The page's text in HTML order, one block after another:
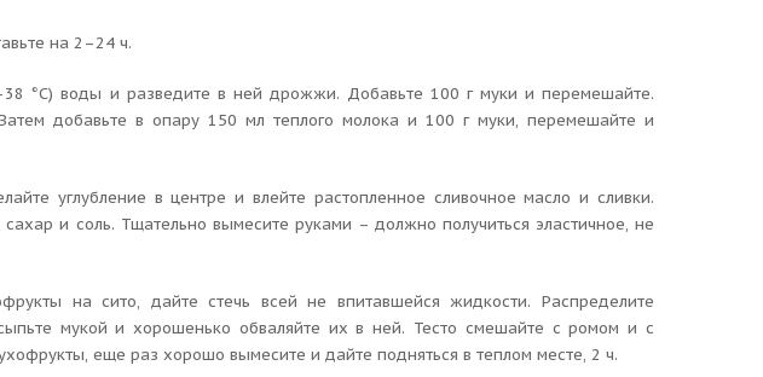
на 2–24 ч.
°С) воды и разведите в ней дрожжи. Добавьте 100 г муки и перемешайте.
добавьте в опару 150 мл теплого молока и 100 г муки, перемешайте и
углубление в центре и влейте растопленное сливочное масло и сливки.
и соль. Тщательно вымесите руками – должно получиться эластичное, не
на сито, дайте стечь всей не впитавшейся жидкости. Распределите
мукой и хорошенько обваляйте их в ней. Тесто смешайте с ромом и с
еще раз хорошо вымесите и дайте подняться в теплом месте, 2 ч.